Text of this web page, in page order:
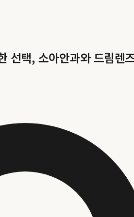
선택, 소아안과와 드림렌